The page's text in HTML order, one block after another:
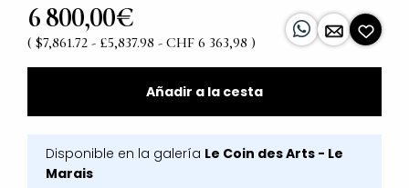
6 800,00€
( $7,861.72 - £5,837.98 - CHF 6 363,98 )
Añadir a la cesta
Disponible en la galería Le Coin des Arts - Le
Marais